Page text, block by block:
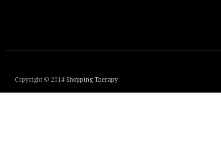
Copyright © 2014 Shopping Therapy